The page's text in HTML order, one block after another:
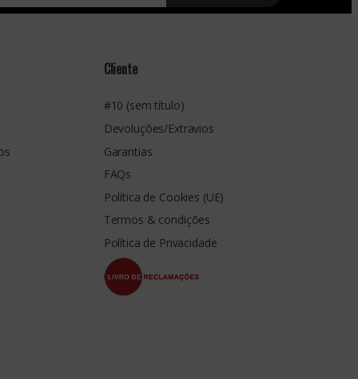
Cliente
#10 (sem título)
Devoluções/Extravios
Garantias
FAQs
Política de Cookies (UE)
Termos & condições
Política de Privacidade